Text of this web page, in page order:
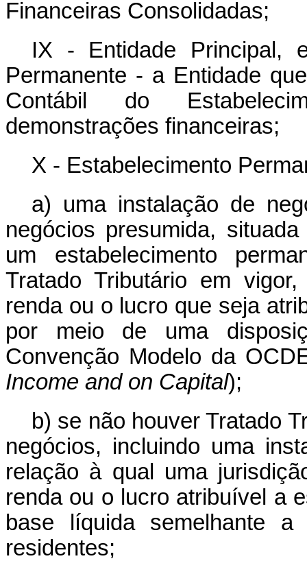
Financeiras Consolidadas;
IX - Entidade Principal,
Permanente - a Entidade
Contábil do
demonstrações financeiras;
X - Estabelecimento
a) uma instalação de
negócios presumida,
um estabelecimento
Tratado Tributário em
renda ou o lucro que seja
por meio de uma
Convenção Modelo da
Income and on Capital);
b) se não houver Tratado
negócios, incluindo uma
relação à qual uma
renda ou o lucro atribuível a
base líquida semelhante
residentes;